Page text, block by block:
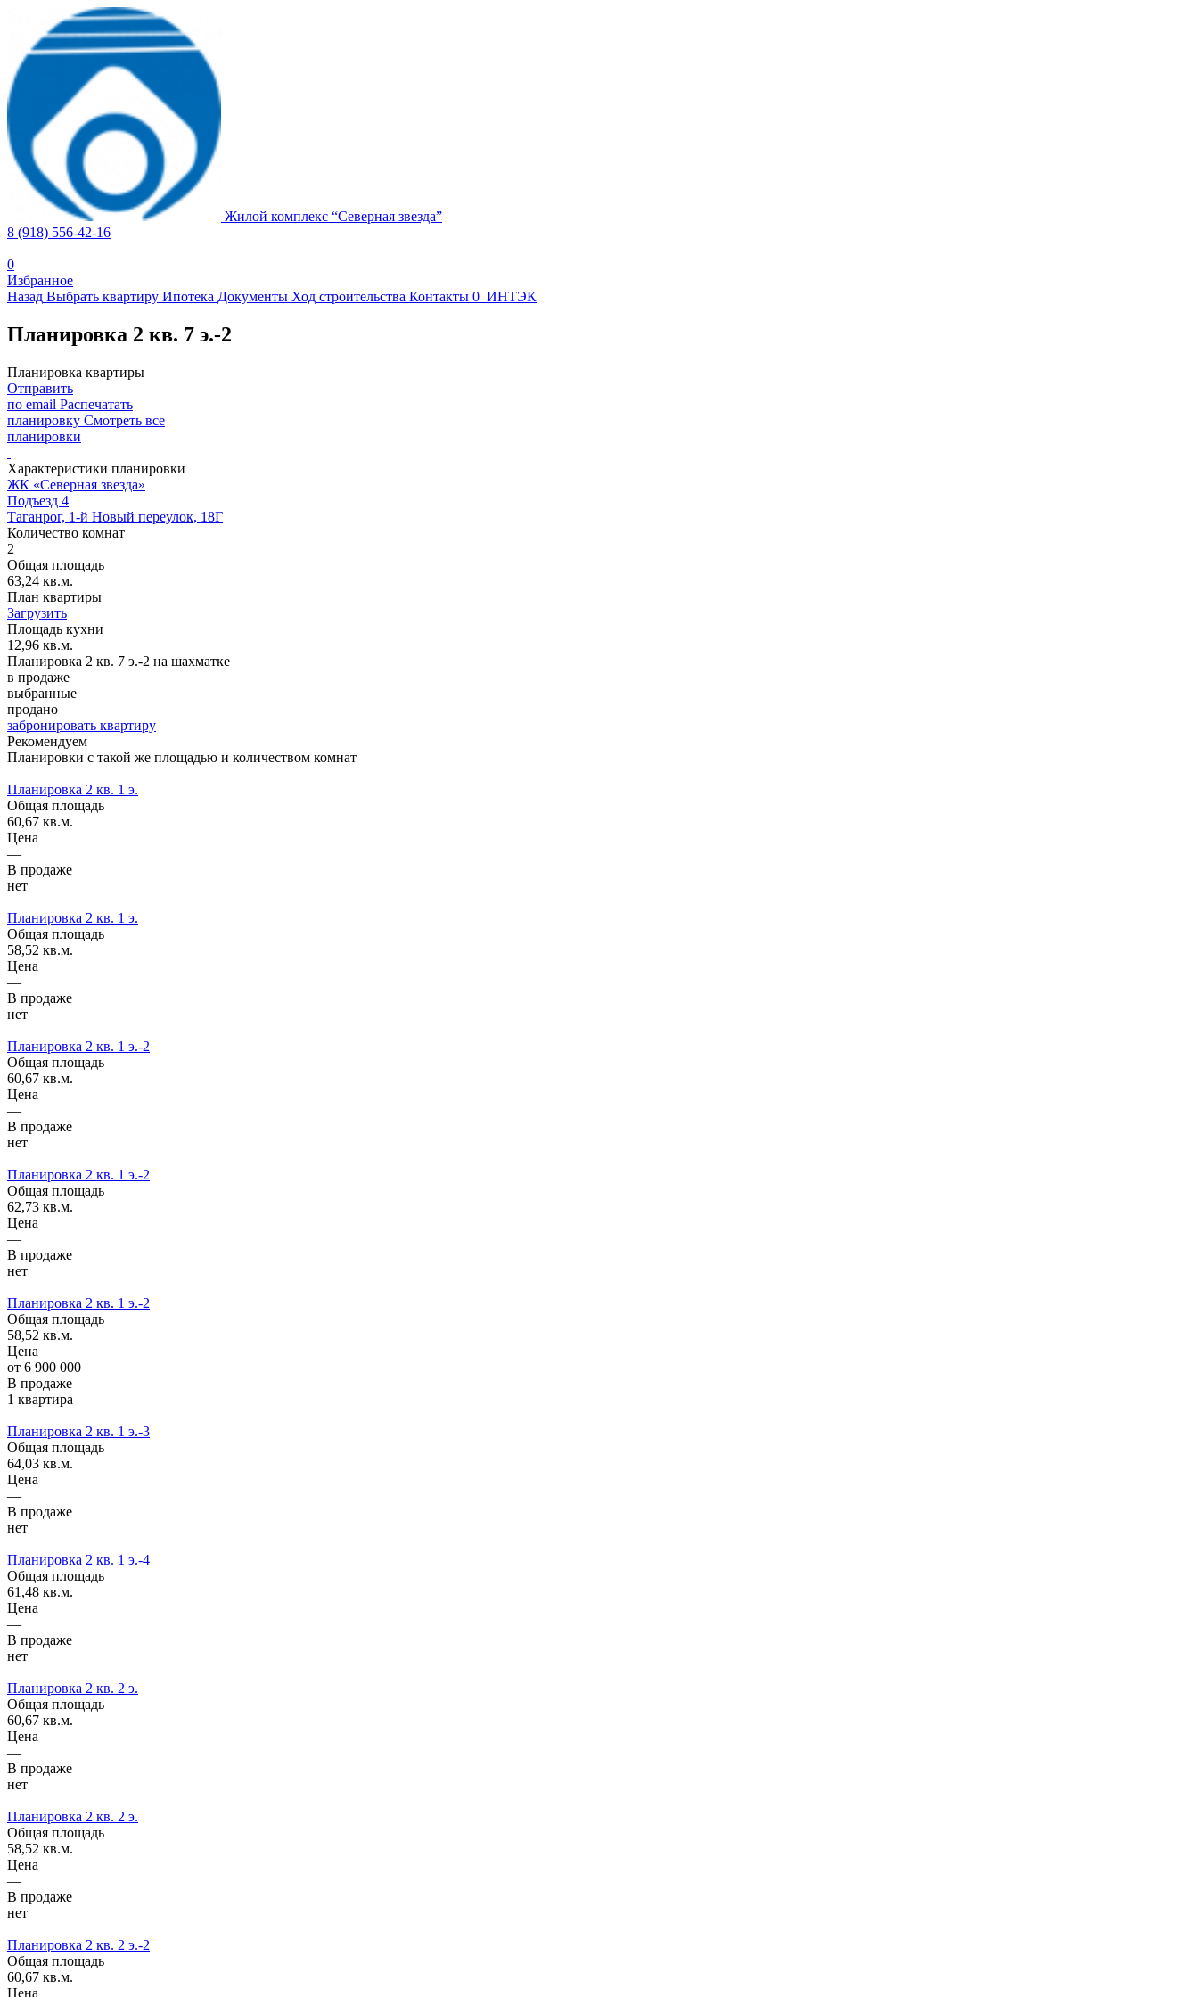
Жилой комплекс “Северная звезда”
8 (918) 556-42-16
0
Избранное
Назад Выбрать квартиру Ипотека Документы Ход строительства Контакты 0 ИНТЭК
Планировка 2 кв. 7 э.-2
Планировка квартиры
Отправить
по email Распечатать
планировку Смотреть все
планировки
Характеристики планировки
ЖК «Северная звезда»
Подъезд 4
Таганрог, 1-й Новый переулок, 18Г
Количество комнат
2
Общая площадь
63,24 кв.м.
План квартиры
Загрузить
Площадь кухни
12,96 кв.м.
Планировка 2 кв. 7 э.-2 на шахматке
в продаже
выбранные
продано
забронировать квартиру
Рекомендуем
Планировки с такой же площадью и количеством комнат
Планировка 2 кв. 1 э.
Общая площадь
60,67 кв.м.
Цена
—
В продаже
нет
Планировка 2 кв. 1 э.
Общая площадь
58,52 кв.м.
Цена
—
В продаже
нет
Планировка 2 кв. 1 э.-2
Общая площадь
60,67 кв.м.
Цена
—
В продаже
нет
Планировка 2 кв. 1 э.-2
Общая площадь
62,73 кв.м.
Цена
—
В продаже
нет
Планировка 2 кв. 1 э.-2
Общая площадь
58,52 кв.м.
Цена
от 6 900 000
В продаже
1 квартира
Планировка 2 кв. 1 э.-3
Общая площадь
64,03 кв.м.
Цена
—
В продаже
нет
Планировка 2 кв. 1 э.-4
Общая площадь
61,48 кв.м.
Цена
—
В продаже
нет
Планировка 2 кв. 2 э.
Общая площадь
60,67 кв.м.
Цена
—
В продаже
нет
Планировка 2 кв. 2 э.
Общая площадь
58,52 кв.м.
Цена
—
В продаже
нет
Планировка 2 кв. 2 э.-2
Общая площадь
60,67 кв.м.
Цена